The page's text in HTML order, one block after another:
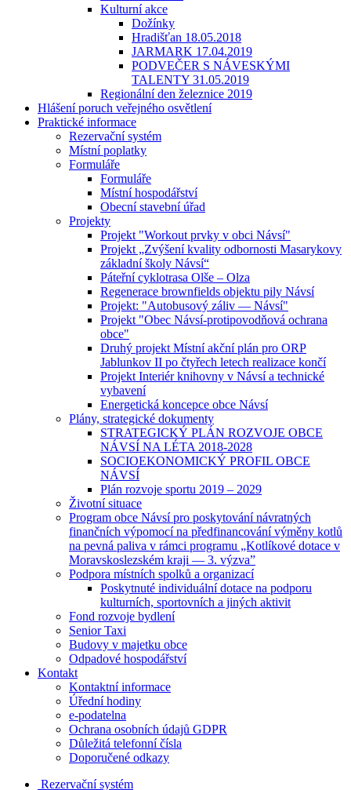
Kulturní akce
Dožínky
Hradišťan 18.05.2018
JARMARK 17.04.2019
PODVEČER S NÁVESKÝMI
TALENTY 31.05.2019
Regionální den železnice 2019
Hlášení poruch veřejného osvětlení
Praktické informace
Rezervační systém
Místní poplatky
Formuláře
Formuláře
Místní hospodářství
Obecní stavební úřad
Projekty
Projekt "Workout prvky v obci Návsí"
Projekt „Zvýšení kvality odbornosti Masarykovy
základní školy Návsí“
Páteřní cyklotrasa Olše – Olza
Regenerace brownfields objektu pily Návsí
Projekt: "Autobusový záliv — Návsí"
Projekt "Obec Návsí-protipovodňová ochrana
obce"
Druhý projekt Místní akční plán pro ORP
Jablunkov II po čtyřech letech realizace končí
Projekt Interiér knihovny v Návsí a technické
vybavení
Energetická koncepce obce Návsí
Plány, strategické dokumenty
STRATEGICKÝ PLÁN ROZVOJE OBCE
NÁVSÍ NA LÉTA 2018-2028
SOCIOEKONOMICKÝ PROFIL OBCE
NÁVSÍ
Plán rozvoje sportu 2019 – 2029
Životní situace
Program obce Návsí pro poskytování návratných
finančních výpomocí na předfinancování výměny kotlů
na pevná paliva v rámci programu „Kotlíkové dotace v
Moravskoslezském kraji — 3. výzva”
Podpora místních spolků a organizací
Poskytnuté individuální dotace na podporu
kulturních, sportovních a jiných aktivit
Fond rozvoje bydlení
Senior Taxi
Budovy v majetku obce
Odpadové hospodářství
Kontakt
Kontaktní informace
Úřední hodiny
e-podatelna
Ochrana osobních údajů GDPR
Důležitá telefonní čísla
Doporučené odkazy
Rezervační systém